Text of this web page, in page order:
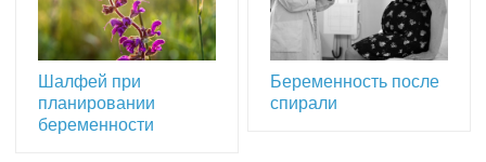
Шалфей при
планировании
беременности
Беременность после
спирали